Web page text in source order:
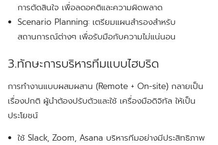
การตัดสินใจ เพื่อลดอคติและความผิดพลาด
Scenario Planning: เตรียมแผนสำรองสำหรับ
สถานการณ์ต่างๆ เพื่อรับมือกับความไม่แน่นอน
3.ทักษะการบริหารทีมแบบไฮบริด
การทำงานแบบผสมผสาน (Remote + On-site) กลายเป็น
เรื่องปกติ ผู้นำต้องปรับตัวและใช้ เครื่องมือดิจิทัล ให้เป็น
ประโยชน์
ใช้ Slack, Zoom, Asana บริหารทีมอย่างมีประสิทธิภาพ